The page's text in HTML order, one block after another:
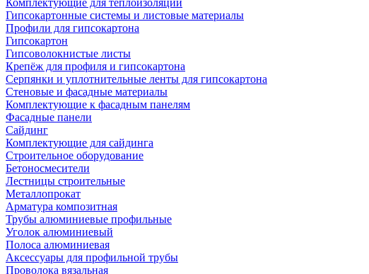
Комплектующие для теплоизоляции
Гипсокартонные системы и листовые материалы
Профили для гипсокартона
Гипсокартон
Гипсоволокнистые листы
Крепёж для профиля и гипсокартона
Серпянки и уплотнительные ленты для гипсокартона
Стеновые и фасадные материалы
Комплектующие к фасадным панелям
Фасадные панели
Сайдинг
Комплектующие для сайдинга
Строительное оборудование
Бетоносмесители
Лестницы строительные
Металлопрокат
Арматура композитная
Трубы алюминиевые профильные
Уголок алюминиевый
Полоса алюминиевая
Аксессуары для профильной трубы
Проволока вязальная